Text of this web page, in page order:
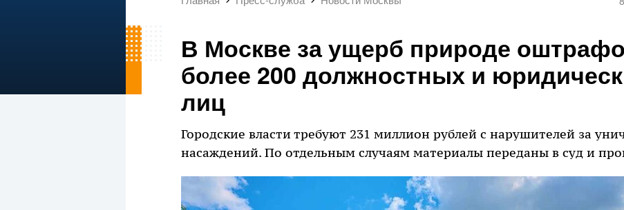
В Москве за ущерб природе
более 200 должностных и
лиц
Городские власти требуют 231 миллион рублей с нарушителей за
насаждений. По отдельным случаям материалы переданы в суд и